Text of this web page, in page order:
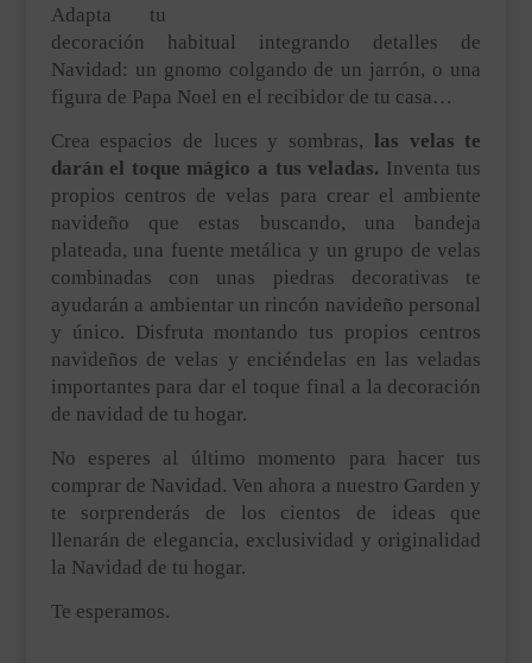
Adapta tu
decoración habitual integrando detalles de
Navidad: un gnomo colgando de un jarrón, o una
figura de Papa Noel en el recibidor de tu casa…
Crea espacios de luces y sombras, las velas te
darán el toque mágico a tus veladas. Inventa tus
propios centros de velas para crear el ambiente
navideño que estas buscando, una bandeja
plateada, una fuente metálica y un grupo de velas
combinadas con unas piedras decorativas te
ayudarán a ambientar un rincón navideño personal
y único. Disfruta montando tus propios centros
navideños de velas y enciéndelas en las veladas
importantes para dar el toque final a la decoración
de navidad de tu hogar.
No esperes al último momento para hacer tus
comprar de Navidad. Ven ahora a nuestro Garden y
te sorprenderás de los cientos de ideas que
llenarán de elegancia, exclusividad y originalidad
la Navidad de tu hogar.
Te esperamos.